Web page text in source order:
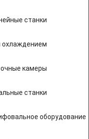
станки
охлаждением
камеры
станки
оборудование